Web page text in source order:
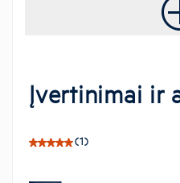
Įvertinimai ir
(1)